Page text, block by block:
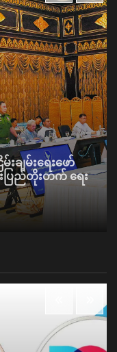
ချမ်းရေးဖော်
ပြည်တိုးတက် ရေး